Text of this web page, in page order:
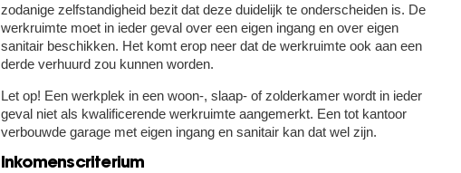
zodanige zelfstandigheid bezit dat deze duidelijk te onderscheiden is. De
werkruimte moet in ieder geval over een eigen ingang en over eigen
sanitair beschikken. Het komt erop neer dat de werkruimte ook aan een
derde verhuurd zou kunnen worden.
Let op! Een werkplek in een woon-, slaap- of zolderkamer wordt in ieder
geval niet als kwalificerende werkruimte aangemerkt. Een tot kantoor
verbouwde garage met eigen ingang en sanitair kan dat wel zijn.
Inkomenscriterium